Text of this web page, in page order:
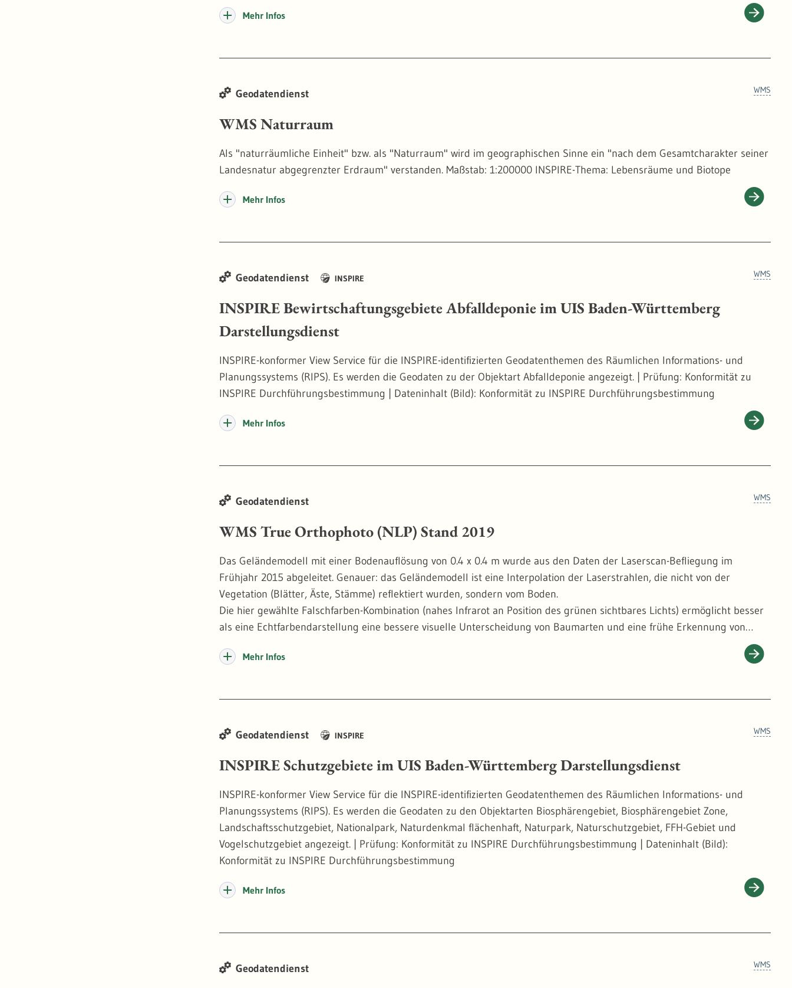
Mehr Infos
WMS
Geodatendienst
WMS Naturraum
Als "naturräumliche Einheit" bzw. als "Naturraum" wird im geographischen Sinne ein "nach dem Gesamtcharakter seiner
Landesnatur abgegrenzter Erdraum" verstanden. Maßstab: 1:200000 INSPIRE-Thema: Lebensräume und Biotope
Mehr Infos
WMS
Geodatendienst INSPIRE
INSPIRE Bewirtschaftungsgebiete Abfalldeponie im UIS Baden-Württemberg
Darstellungsdienst
INSPIRE-konformer View Service für die INSPIRE-identifizierten Geodatenthemen des Räumlichen Informations- und
Planungssystems (RIPS). Es werden die Geodaten zu der Objektart Abfalldeponie angezeigt. | Prüfung: Konformität zu
INSPIRE Durchführungsbestimmung | Dateninhalt (Bild): Konformität zu INSPIRE Durchführungsbestimmung
Mehr Infos
WMS
Geodatendienst
WMS True Orthophoto (NLP) Stand 2019
Das Geländemodell mit einer Bodenauflösung von 0.4 x 0.4 m wurde aus den Daten der Laserscan-Befliegung im
Frühjahr 2015 abgeleitet. Genauer: das Geländemodell ist eine Interpolation der Laserstrahlen, die nicht von der
Vegetation (Blätter, Äste, Stämme) reflektiert wurden, sondern vom Boden.
Die hier gewählte Falschfarben-Kombination (nahes Infrarot an Position des grünen sichtbares Lichts) ermöglicht besser
als eine Echtfarbendarstellung eine bessere visuelle Unterscheidung von Baumarten und eine frühe Erkennung von
True Orthophoto haben den großen Vorteil, dass sie Baumkronen nicht - wie auf den üblichen Orthophotos - verkippt
Stand 2019
Mehr Infos
WMS
Geodatendienst INSPIRE
INSPIRE Schutzgebiete im UIS Baden-Württemberg Darstellungsdienst
INSPIRE-konformer View Service für die INSPIRE-identifizierten Geodatenthemen des Räumlichen Informations- und
Planungssystems (RIPS). Es werden die Geodaten zu den Objektarten Biosphärengebiet, Biosphärengebiet Zone,
Landschaftsschutzgebiet, Nationalpark, Naturdenkmal flächenhaft, Naturpark, Naturschutzgebiet, FFH-Gebiet und
Vogelschutzgebiet angezeigt. | Prüfung: Konformität zu INSPIRE Durchführungsbestimmung | Dateninhalt (Bild):
Konformität zu INSPIRE Durchführungsbestimmung
Mehr Infos
WMS
Geodatendienst